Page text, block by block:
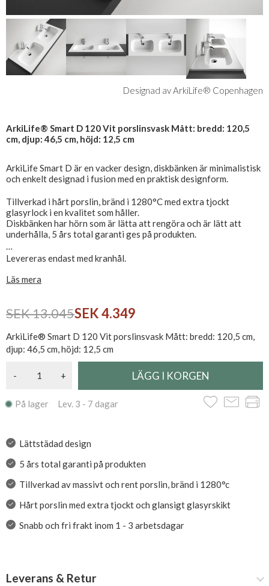
Designad av ArkiLife® Copenhagen
ArkiLife® Smart D 120 Vit porslinsvask Mått: bredd: 120,5
cm, djup: 46,5 cm, höjd: 12,5 cm
ArkiLife Smart D är en vacker design, diskbänken är minimalistisk
och enkelt designad i fusion med en praktisk designform.
Tillverkad i hårt porslin, bränd i 1280°C med extra tjockt
glasyrlock i en kvalitet som håller.
Diskbänken har hörn som är lätta att rengöra och är lätt att
underhålla, 5 års total garanti ges på produkten.
Levereras endast med kranhål.
Läs mera
SEK 13.045SEK 4.349
ArkiLife® Smart D 120 Vit porslinsvask Mått: bredd: 120,5 cm,
djup: 46,5 cm, höjd: 12,5 cm
- +
På lager Lev. 3 - 7 dagar
Lättstädad design
5 års total garanti på produkten
Tillverkad av massivt och rent porslin, bränd i 1280°c
Hårt porslin med extra tjockt och glansigt glasyrskikt
Snabb och fri frakt inom 1 - 3 arbetsdagar
Leverans & Retur